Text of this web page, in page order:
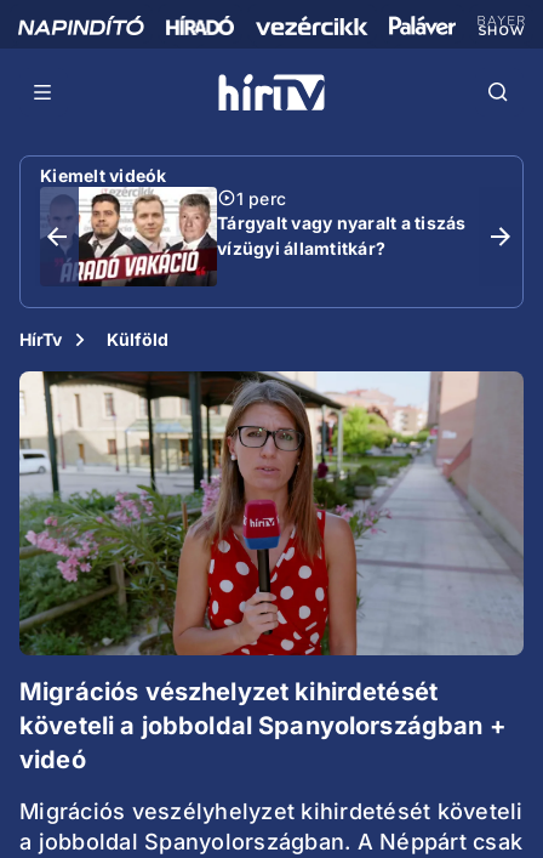
Kiemelt videók
1 perc
Tárgyalt vagy nyaralt a tiszás
vízügyi államtitkár?
HírTv Külföld
Migrációs vészhelyzet kihirdetését
követeli a jobboldal Spanyolországban +
videó
Migrációs veszélyhelyzet kihirdetését követeli
a jobboldal Spanyolországban. A Néppárt csak